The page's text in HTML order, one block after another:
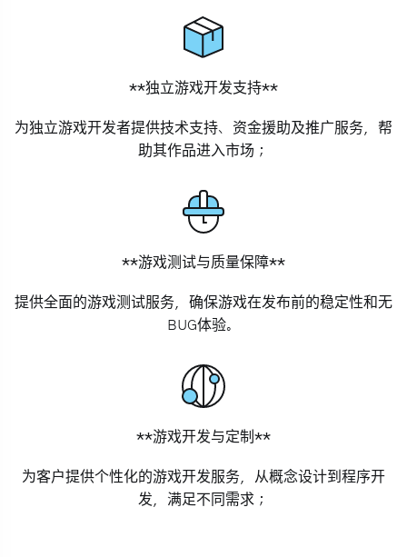
**独立游戏开发支持**
为独立游戏开发者提供技术支持、资金援助及推广服务，帮
助其作品进入市场；
**游戏测试与质量保障**
提供全面的游戏测试服务，确保游戏在发布前的稳定性和无
BUG体验。
**游戏开发与定制**
为客户提供个性化的游戏开发服务，从概念设计到程序开
发，满足不同需求；